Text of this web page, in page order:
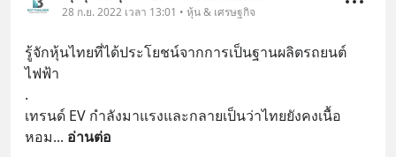
28 ก.ย. 2022 เวลา 13:01 • หุ้น & เศรษฐกิจ
รู้จักหุ้นไทยที่ได้ประโยชน์จากการเป็นฐานผลิตรถยนต์
ไฟฟ้า
.
เทรนด์ EV กำลังมาแรงและกลายเป็นว่าไทยยังคงเนื้อ
หอม... อ่านต่อ